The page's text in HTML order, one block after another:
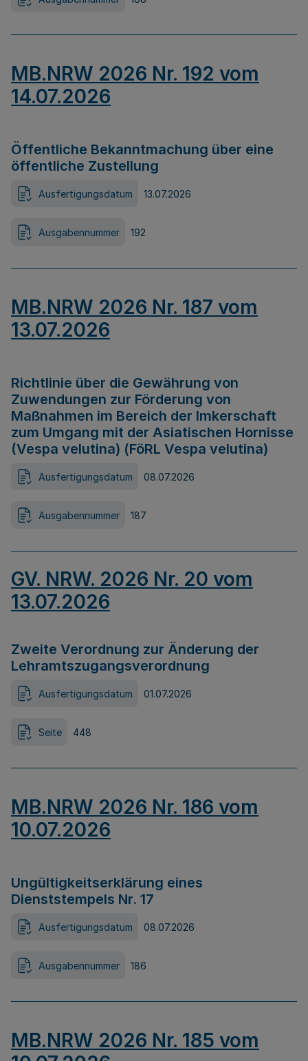
MB.NRW 2026 Nr. 192 vom
14.07.2026
Öffentliche Bekanntmachung über eine
öffentliche Zustellung
Ausfertigungsdatum 13.07.2026
Ausgabennummer 192
MB.NRW 2026 Nr. 187 vom
13.07.2026
Richtlinie über die Gewährung von
Zuwendungen zur Förderung von
Maßnahmen im Bereich der Imkerschaft
zum Umgang mit der Asiatischen Hornisse
(Vespa velutina) (FöRL Vespa velutina)
Ausfertigungsdatum 08.07.2026
Ausgabennummer 187
GV. NRW. 2026 Nr. 20 vom
13.07.2026
Zweite Verordnung zur Änderung der
Lehramtszugangsverordnung
Ausfertigungsdatum 01.07.2026
Seite 448
MB.NRW 2026 Nr. 186 vom
10.07.2026
Ungültigkeitserklärung eines
Dienststempels Nr. 17
Ausfertigungsdatum 08.07.2026
Ausgabennummer 186
MB.NRW 2026 Nr. 185 vom